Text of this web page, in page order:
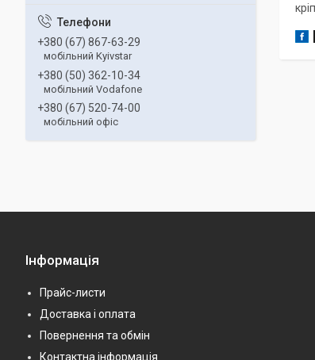
+380 (67) 867-63-29
мобільний Kyivstar
+380 (50) 362-10-34
мобільний Vodafone
+380 (67) 520-74-00
мобільний офіс
Інформація
Прайс-листи
Доставка і оплата
Повернення та обмін
Контактна інформація